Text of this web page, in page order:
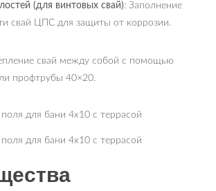
(для винтовых свай): Заполнение
свай ЦПС для защиты от коррозии.
свай между собой с помощью
профтрубы 40×20.